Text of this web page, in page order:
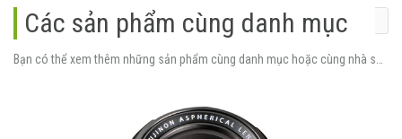
Các sản phẩm cùng danh mục